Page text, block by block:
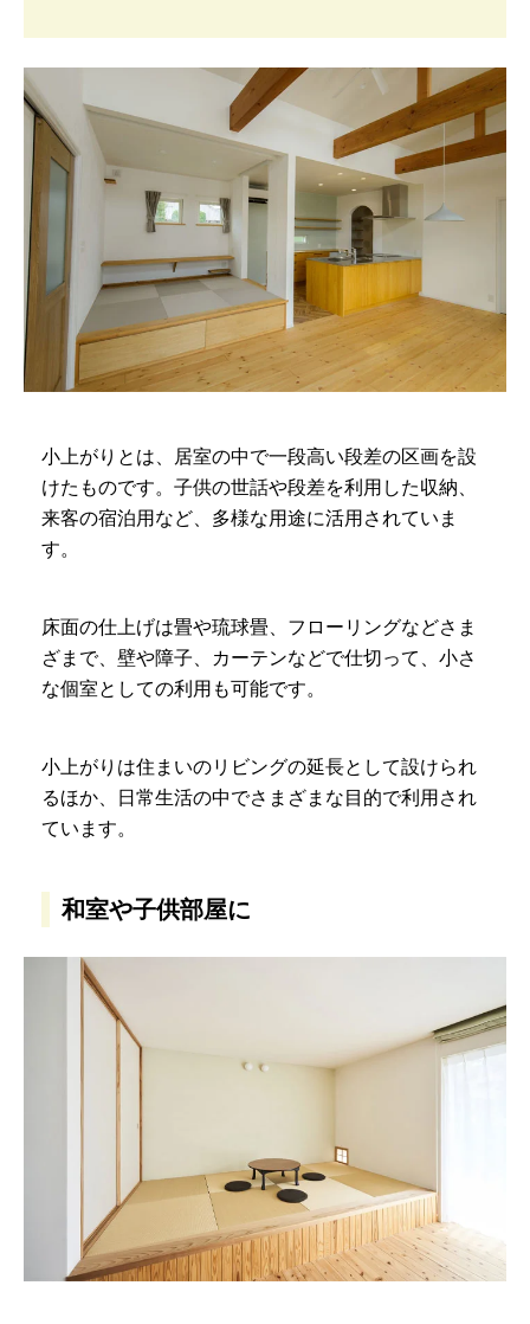
小上がりとは、居室の中で一段高い段差の区画を設
けたものです。子供の世話や段差を利用した収納、
来客の宿泊用など、多様な用途に活用されていま
す。
床面の仕上げは畳や琉球畳、フローリングなどさま
ざまで、壁や障子、カーテンなどで仕切って、小さ
な個室としての利用も可能です。
小上がりは住まいのリビングの延長として設けられ
るほか、日常生活の中でさまざまな目的で利用され
ています。
和室や子供部屋に